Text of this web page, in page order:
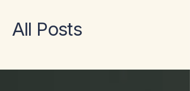
All Posts